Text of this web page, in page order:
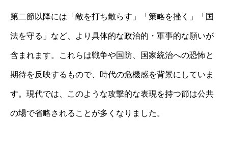
第二節以降には「敵を打ち散らす」「策略を挫く」「国
法を守る」など、より具体的な政治的・軍事的な願いが
含まれます。これらは戦争や国防、国家統治への恐怖と
期待を反映するもので、時代の危機感を背景にしていま
す。現代では、このような攻撃的な表現を持つ節は公共
の場で省略されることが多くなりました。